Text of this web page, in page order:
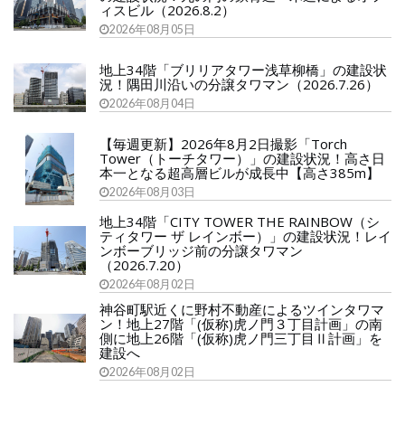
ィスビル（2026.8.2）
2026年08月05日
地上34階「ブリリアタワー浅草柳橋」の建設状
況！隅田川沿いの分譲タワマン（2026.7.26）
2026年08月04日
【毎週更新】2026年8月2日撮影「Torch
Tower（トーチタワー）」の建設状況！高さ日
本一となる超高層ビルが成長中【高さ385m】
2026年08月03日
地上34階「CITY TOWER THE RAINBOW（シ
ティタワー ザ レインボー）」の建設状況！レイ
ンボーブリッジ前の分譲タワマン
（2026.7.20）
2026年08月02日
神谷町駅近くに野村不動産によるツインタワマ
ン！地上27階「(仮称)虎ノ門３丁目計画」の南
側に地上26階「(仮称)虎ノ門三丁目Ⅱ計画」を
建設へ
2026年08月02日